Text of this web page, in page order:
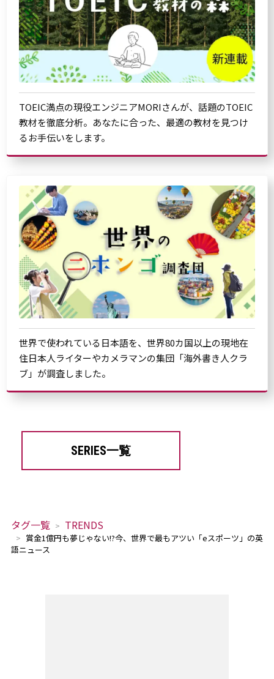
TOEIC満点の現役エンジニアMORIさんが、話題のTOEIC
教材を徹底分析。あなたに合った、最適の教材を見つけ
るお手伝いをします。
世界で使われている日本語を、世界80カ国以上の現地在
住日本人ライターやカメラマンの集団「海外書き人クラ
ブ」が調査しました。
SERIES一覧
タグ一覧 TRENDS
賞金1億円も夢じゃない!?今、世界で最もアツい「eスポーツ」の英
語ニュース